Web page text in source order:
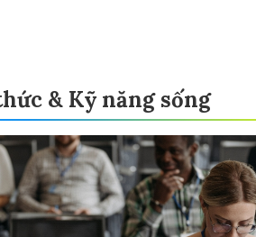
& Kỹ năng sống